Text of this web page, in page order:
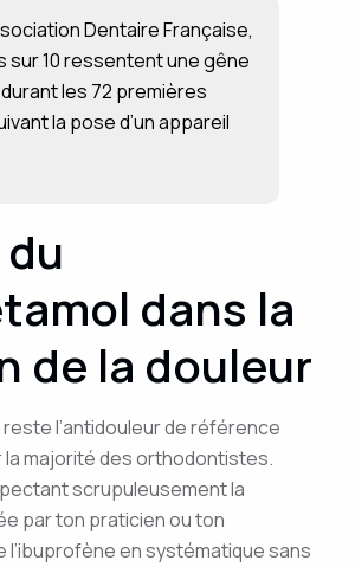
Dentaire Française,
sur 10 ressentent une gêne
les 72 premières
la pose d’un appareil
dans la
de la douleur
reste l’antidouleur de référence
la majorité des orthodontistes.
scrupuleusement la
par ton praticien ou ton
l’ibuprofène en systématique sans